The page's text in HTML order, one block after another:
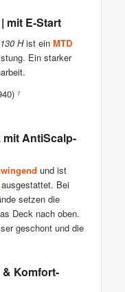
mit E-Start
Hist ein MTD
Ein starker
⁷
AntiScalp-
und ist
ausgestattet. Bei
setzen die
Deck nach oben.
geschont und die
Komfort-